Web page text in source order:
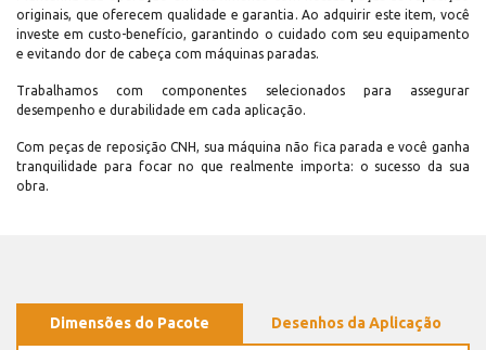
originais, que oferecem qualidade e garantia. Ao adquirir este item, você
investe em custo-benefício, garantindo o cuidado com seu equipamento
e evitando dor de cabeça com máquinas paradas.
Trabalhamos com componentes selecionados para assegurar
desempenho e durabilidade em cada aplicação.
Com peças de reposição CNH, sua máquina não fica parada e você ganha
tranquilidade para focar no que realmente importa: o sucesso da sua
obra.
Dimensões do Pacote Desenhos da Aplicação